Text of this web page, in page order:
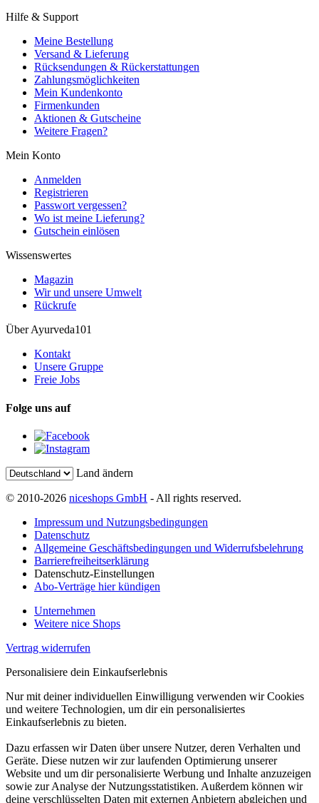
Hilfe & Support
Meine Bestellung
Versand & Lieferung
Rücksendungen & Rückerstattungen
Zahlungsmöglichkeiten
Mein Kundenkonto
Firmenkunden
Aktionen & Gutscheine
Weitere Fragen?
Mein Konto
Anmelden
Registrieren
Passwort vergessen?
Wo ist meine Lieferung?
Gutschein einlösen
Wissenswertes
Magazin
Wir und unsere Umwelt
Rückrufe
Über Ayurveda101
Kontakt
Unsere Gruppe
Freie Jobs
Folge uns auf
Land ändern
© 2010-2026 niceshops GmbH - All rights reserved.
Impressum und Nutzungsbedingungen
Datenschutz
Allgemeine Geschäftsbedingungen und Widerrufsbelehrung
Barrierefreiheitserklärung
Datenschutz-Einstellungen
Abo-Verträge hier kündigen
Unternehmen
Weitere nice Shops
Vertrag widerrufen
Personalisiere dein Einkaufserlebnis
Nur mit deiner individuellen Einwilligung verwenden wir Cookies
und weitere Technologien, um dir ein personalisiertes
Einkaufserlebnis zu bieten.
Dazu erfassen wir Daten über unsere Nutzer, deren Verhalten und
Geräte. Diese nutzen wir zur laufenden Optimierung unserer
Website und um dir personalisierte Werbung und Inhalte anzuzeigen
sowie zur Analyse der Nutzungsstatistiken. Außerdem können wir
deine verschlüsselten Daten mit externen Anbietern abgleichen und